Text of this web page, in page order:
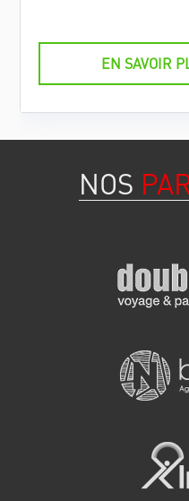
qui ne cesse de
EN SAVOIR
NOS